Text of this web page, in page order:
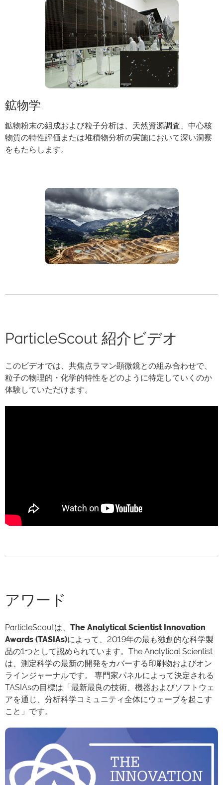
鉱物学
鉱物粉末の組成および粒子分析は、天然資源調査、中心核
物質の特性評価または堆積物分析の実施において深い洞察
をもたらします。
ParticleScout 紹介ビデオ
このビデオでは、共焦点ラマン顕微鏡との組み合わせで、
粒子の物理的・化学的特性をどのように特定していくのか
体験していただけます。
アワード
ParticleScoutは、 The Analytical Scientist Innovation
Awards (TASIAs)によって、2019年の最も独創的な科学製
品の1つとして認められています。The Analytical Scientist
は、測定科学の最新の開発をカバーする印刷物およびオン
ラインジャーナルです。
専門家パネルによって決定される
TASIAsの目標は「最新最良の技術、機器およびソフトウェ
アを通じ、分析科学コミュニティ全体にウェーブを起こす
こと」です。